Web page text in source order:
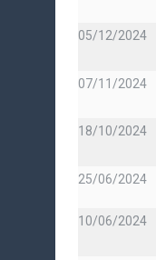
05/12/2024
07/11/2024
18/10/2024
25/06/2024
10/06/2024